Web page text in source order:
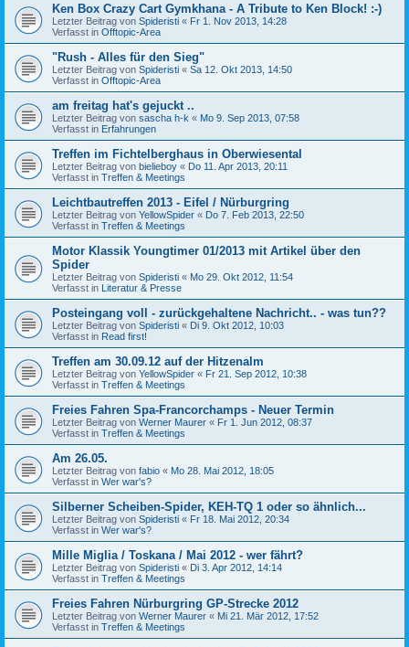
Ken Box Crazy Cart Gymkhana - A Tribute to Ken Block! :-)
Letzter Beitrag von Spideristi « Fr 1. Nov 2013, 14:28
Verfasst in Offtopic-Area
"Rush - Alles für den Sieg"
Letzter Beitrag von Spideristi « Sa 12. Okt 2013, 14:50
Verfasst in Offtopic-Area
am freitag hat's gejuckt ..
Letzter Beitrag von sascha h-k « Mo 9. Sep 2013, 07:58
Verfasst in Erfahrungen
Treffen im Fichtelberghaus in Oberwiesental
Letzter Beitrag von bielieboy « Do 11. Apr 2013, 20:11
Verfasst in Treffen & Meetings
Leichtbautreffen 2013 - Eifel / Nürburgring
Letzter Beitrag von YellowSpider « Do 7. Feb 2013, 22:50
Verfasst in Treffen & Meetings
Motor Klassik Youngtimer 01/2013 mit Artikel über den
Spider
Letzter Beitrag von Spideristi « Mo 29. Okt 2012, 11:54
Verfasst in Literatur & Presse
Posteingang voll - zurückgehaltene Nachricht.. - was tun??
Letzter Beitrag von Spideristi « Di 9. Okt 2012, 10:03
Verfasst in Read first!
Treffen am 30.09.12 auf der Hitzenalm
Letzter Beitrag von YellowSpider « Fr 21. Sep 2012, 10:38
Verfasst in Treffen & Meetings
Freies Fahren Spa-Francorchamps - Neuer Termin
Letzter Beitrag von Werner Maurer « Fr 1. Jun 2012, 08:37
Verfasst in Treffen & Meetings
Am 26.05.
Letzter Beitrag von fabio « Mo 28. Mai 2012, 18:05
Verfasst in Wer war's?
Silberner Scheiben-Spider, KEH-TQ 1 oder so ähnlich...
Letzter Beitrag von Spideristi « Fr 18. Mai 2012, 20:34
Verfasst in Wer war's?
Mille Miglia / Toskana / Mai 2012 - wer fährt?
Letzter Beitrag von Spideristi « Di 3. Apr 2012, 14:14
Verfasst in Treffen & Meetings
Freies Fahren Nürburgring GP-Strecke 2012
Letzter Beitrag von Werner Maurer « Mi 21. Mär 2012, 17:52
Verfasst in Treffen & Meetings